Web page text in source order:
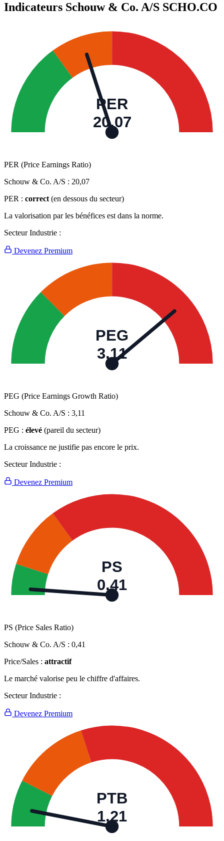
Indicateurs Schouw & Co. A/S SCHO.CO
PER
20,07
PER (Price Earnings Ratio)
Schouw & Co. A/S : 20,07
PER : correct (en dessous du secteur)
La valorisation par les bénéfices est dans la norme.
Secteur Industrie :
Devenez Premium
PEG
3,11
PEG (Price Earnings Growth Ratio)
Schouw & Co. A/S : 3,11
PEG : élevé (pareil du secteur)
La croissance ne justifie pas encore le prix.
Secteur Industrie :
Devenez Premium
PS
0,41
PS (Price Sales Ratio)
Schouw & Co. A/S : 0,41
Price/Sales : attractif
Le marché valorise peu le chiffre d'affaires.
Secteur Industrie :
Devenez Premium
PTB
1,21